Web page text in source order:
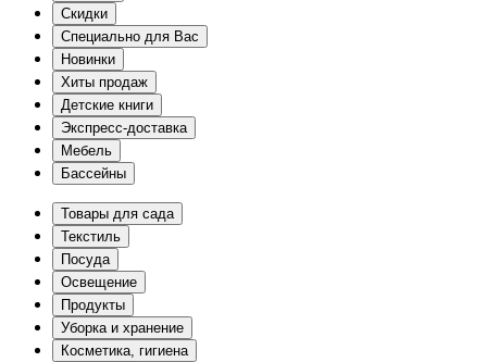
Скидки
Специально для Вас
Новинки
Хиты продаж
Детские книги
Экспресс-доставка
Мебель
Бассейны
Товары для сада
Текстиль
Посуда
Освещение
Продукты
Уборка и хранение
Косметика, гигиена